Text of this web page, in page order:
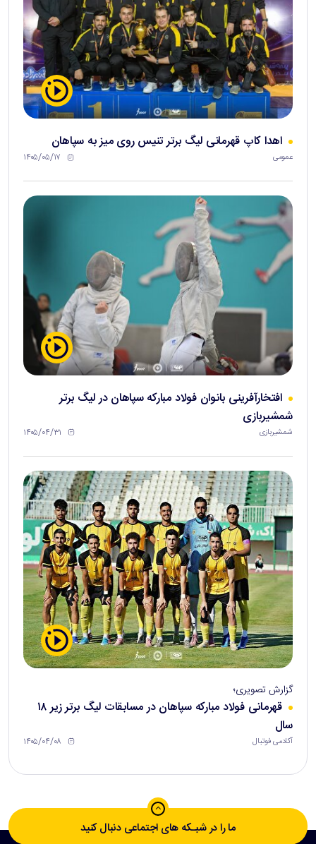
اهدا کاپ قهرمانی لیگ برتر تنیس روی میز به سپاهان
عمومی ۱۴۰۵/۰۵/۱۷
افتخارآفرینی بانوان فولاد مبارکه سپاهان در لیگ برتر
شمشیربازی
شمشیربازی ۱۴۰۵/۰۴/۳۱
گزارش تصویری؛
قهرمانی فولاد مبارکه سپاهان در مسابقات لیگ برتر زیر ۱۸
سال
آکادمی فوتبال ۱۴۰۵/۰۴/۰۸
ما را در شبـکه های اجتماعی دنبال کنید